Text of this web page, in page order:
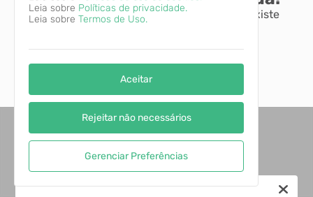
Desculpe, a página que você procura não existe
Voltar para o início
Leia sobre Políticas de privacidade.
Leia sobre Termos de Uso.
Aceitar
Rejeitar não necessários
Gerenciar Preferências